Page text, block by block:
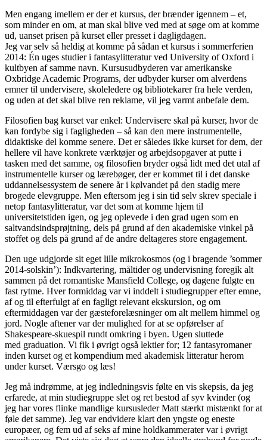
Men engang imellem er der et kursus, der brænder igennem – et,
som minder en om, at man skal blive ved med at søge om at komme
ud, uanset prisen på kurset eller presset i dagligdagen.
Jeg var selv så heldig at komme på sådan et kursus i sommerferien
2014: Én uges studier i fantasylitteratur ved University of Oxford i
kultbyen af samme navn. Kursusudbyderen var amerikanske
Oxbridge Academic Programs, der udbyder kurser om alverdens
emner til undervisere, skoleledere og bibliotekarer fra hele verden,
og uden at det skal blive ren reklame, vil jeg varmt anbefale dem.
Filosofien bag kurset var enkel: Undervisere skal på kurser, hvor de
kan fordybe sig i fagligheden – så kan den mere instrumentelle,
didaktiske del komme senere. Det er således ikke kurset for dem, der
hellere vil have konkrete værktøjer og arbejdsopgaver at putte i
tasken med det samme, og filosofien bryder også lidt med det utal af
instrumentelle kurser og lærebøger, der er kommet til i det danske
uddannelsessystem de senere år i kølvandet på den stadig mere
brogede elevgruppe. Men eftersom jeg i sin tid selv skrev speciale i
netop fantasylitteratur, var det som at komme hjem til
universitetstiden igen, og jeg oplevede i den grad ugen som en
saltvandsindsprøjtning, dels på grund af den akademiske vinkel på
stoffet og dels på grund af de andre deltageres store engagement.
Den uge udgjorde sit eget lille mikrokosmos (og i bragende ’sommer
2014-solskin’): Indkvartering, måltider og undervisning foregik alt
sammen på det romantiske Mansfield College, og dagene fulgte en
fast rytme. Hver formiddag var vi inddelt i studiegrupper efter emne,
af og til efterfulgt af en fagligt relevant ekskursion, og om
eftermiddagen var der gæsteforelæsninger om alt mellem himmel og
jord. Nogle aftener var der mulighed for at se opførelser af
Shakespeare-skuespil rundt omkring i byen. Ugen sluttede
med graduation. Vi fik i øvrigt også lektier for; 12 fantasyromaner
inden kurset og et kompendium med akademisk litteratur herom
under kurset. Værsgo og læs!
Jeg må indrømme, at jeg indledningsvis følte en vis skepsis, da jeg
erfarede, at min studiegruppe slet og ret bestod af syv kvinder (og
jeg har vores flinke mandlige kursusleder Matt stærkt mistænkt for at
føle det samme). Jeg var endvidere klart den yngste og eneste
europæer, og fem ud af seks af mine holdkammerater var i øvrigt